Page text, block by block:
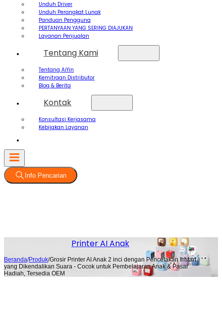
Unduh Driver
Unduh Perangkat Lunak
Panduan Pengguna
PERTANYAAN YANG SERING DIAJUKAN
Layanan Penjualan
Tentang Kami
Tentang AiYin
Kemitraan Distributor
Blog & Berita
Kontak
Konsultasi Kerjasama
Kebijakan Layanan
Info Pencarian
Printer AI Anak
Beranda/Produk/Grosir Printer AI Anak 2 inci dengan Pencetakan Instan
yang Dikendalikan Suara - Cocok untuk Pembelajaran Anak & Pasar
Hadiah, Tersedia OEM